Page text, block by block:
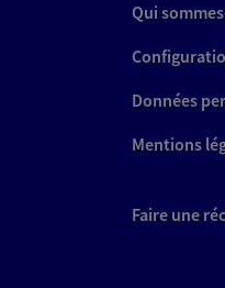
Qui
Données
Mentions
Faire une